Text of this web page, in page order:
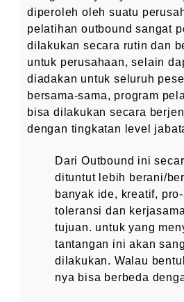
diperoleh oleh suatu
pelatihan outbound sangat
dilakukan secara rutin dan
untuk perusahaan, selain
diadakan untuk seluruh
bersama-sama, program
bisa dilakukan secara
dengan tingkatan level
Dari Outbound ini
dituntut lebih berani/
banyak ide, kreatif,
toleransi dan
tujuan. untuk yang
tantangan ini akan
dilakukan. Walau
nya bisa berbeda